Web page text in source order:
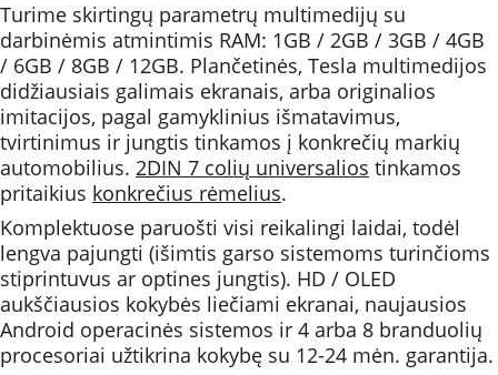
Turime skirtingų parametrų multimedijų su
darbinėmis atmintimis RAM: 1GB / 2GB / 3GB / 4GB
/ 6GB / 8GB / 12GB. Plančetinės, Tesla multimedijos
didžiausiais galimais ekranais, arba originalios
imitacijos, pagal gamyklinius išmatavimus,
tvirtinimus ir jungtis tinkamos į konkrečių markių
automobilius. 2DIN 7 colių universalios tinkamos
pritaikius konkrečius rėmelius.
Komplektuose paruošti visi reikalingi laidai, todėl
lengva pajungti (išimtis garso sistemoms turinčioms
stiprintuvus ar optines jungtis). HD / OLED
aukščiausios kokybės liečiami ekranai, naujausios
Android operacinės sistemos ir 4 arba 8 branduolių
procesoriai užtikrina kokybę su 12-24 mėn. garantija.